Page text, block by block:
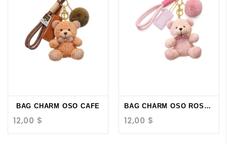
BAG CHARM OSO CAFE
12,00 $
BAG CHARM OSO ROSADO
12,00 $